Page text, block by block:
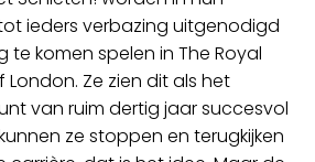
Film
Over ons
ieders verbazing uitgenodigd
te komen spelen in The Royal
Ze zien dit als het
van ruim dertig jaar succesvol
ze stoppen en terugkijken